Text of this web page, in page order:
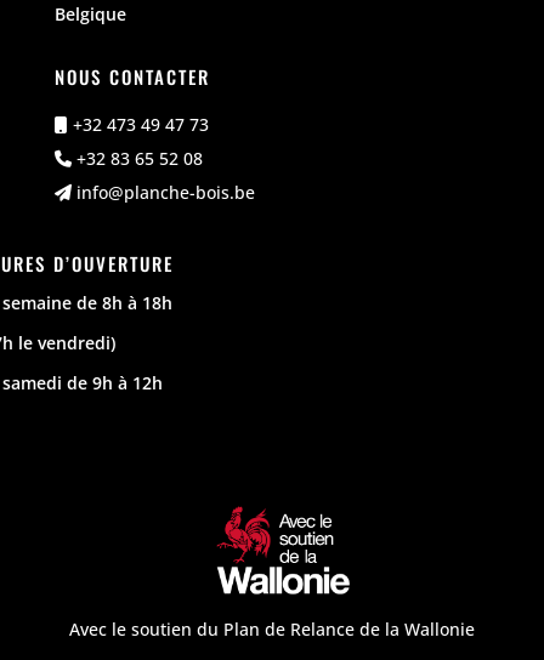
Belgique
NOUS CONTACTER
+32 473 49 47 73
+32 83 65 52 08
info@planche-bois.be
D’OUVERTURE
de 8h à 18h
le vendredi)
de 9h à 12h
Avec le soutien du Plan de Relance de la Wallonie